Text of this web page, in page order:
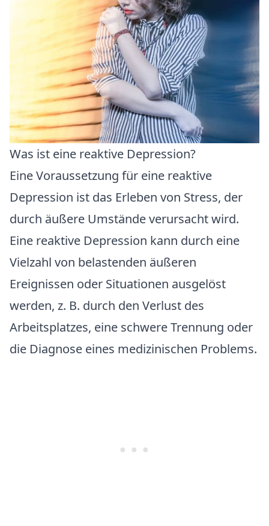
Was ist eine reaktive Depression?
Eine Voraussetzung für eine reaktive
Depression ist das Erleben von Stress, der
durch äußere Umstände verursacht wird.
Eine reaktive Depression kann durch eine
Vielzahl von belastenden äußeren
Ereignissen oder Situationen ausgelöst
werden, z. B. durch den Verlust des
Arbeitsplatzes, eine schwere Trennung oder
die Diagnose eines medizinischen Problems.